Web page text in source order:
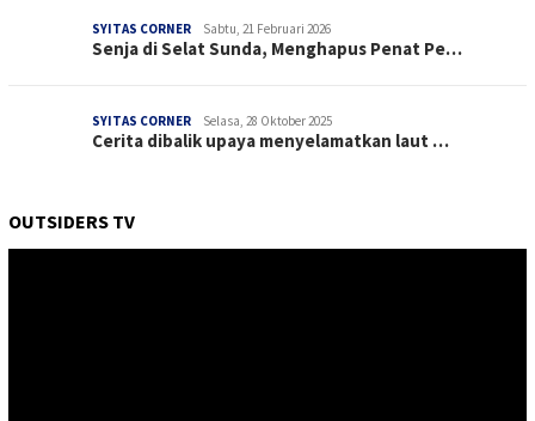
SYITAS CORNER Sabtu, 21 Februari 2026
Senja di Selat Sunda, Menghapus Penat Pe…
SYITAS CORNER Selasa, 28 Oktober 2025
Cerita dibalik upaya menyelamatkan laut …
OUTSIDERS TV